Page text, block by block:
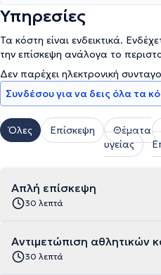
Υπηρεσίες
Τα κόστη είναι ενδεικτικά.
την επίσκεψη ανάλογα το
Δεν παρέχει ηλεκτρονική
Συνδέσου για να δεις όλα τα
Όλες Επίσκεψη
Θέματα
υγείας
Απλή επίσκεψη
30 λεπτά
Αντιμετώπιση αθλητικών
30 λεπτά